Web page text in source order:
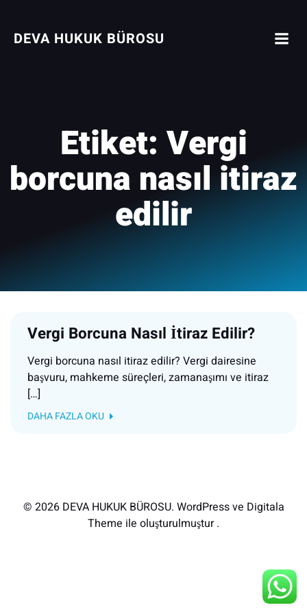
DEVA HUKUK BÜROSU
Etiket: Vergi
borcuna nasıl itiraz
edilir
Vergi Borcuna Nasıl İtiraz Edilir?
Vergi borcuna nasıl itiraz edilir? Vergi dairesine
başvuru, mahkeme süreçleri, zamanaşımı ve itiraz
[…]
DAHA FAZLA OKU
© 2026 DEVA HUKUK BÜROSU. WordPress ve Digitala
Theme ile oluşturulmuştur .